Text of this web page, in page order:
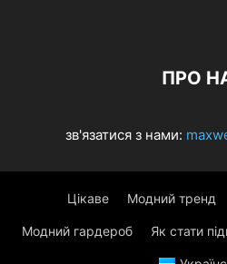
ПРО
зв'язатися з нами:
Цікаве Модний тренд
Модний гардероб Як стати